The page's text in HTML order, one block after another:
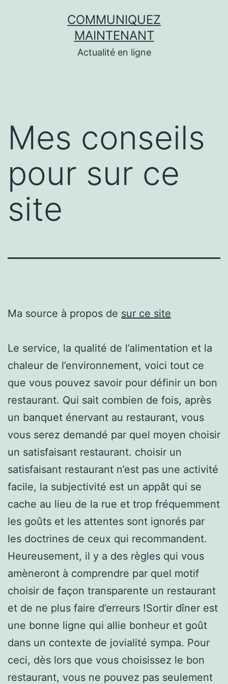
COMMUNIQUEZ
MAINTENANT
Actualité en ligne
Mes conseils
pour sur ce
site
Ma source à propos de sur ce site
Le service, la qualité de l’alimentation et la
chaleur de l’environnement, voici tout ce
que vous pouvez savoir pour définir un bon
restaurant. Qui sait combien de fois, après
un banquet énervant au restaurant, vous
vous serez demandé par quel moyen choisir
un satisfaisant restaurant. choisir un
satisfaisant restaurant n’est pas une activité
facile, la subjectivité est un appât qui se
cache au lieu de la rue et trop fréquemment
les goûts et les attentes sont ignorés par
les doctrines de ceux qui recommandent.
Heureusement, il y a des règles qui vous
amèneront à comprendre par quel motif
choisir de façon transparente un restaurant
et de ne plus faire d’erreurs !Sortir dîner est
une bonne ligne qui allie bonheur et goût
dans un contexte de jovialité sympa. Pour
ceci, dès lors que vous choisissez le bon
restaurant, vous ne pouvez pas seulement